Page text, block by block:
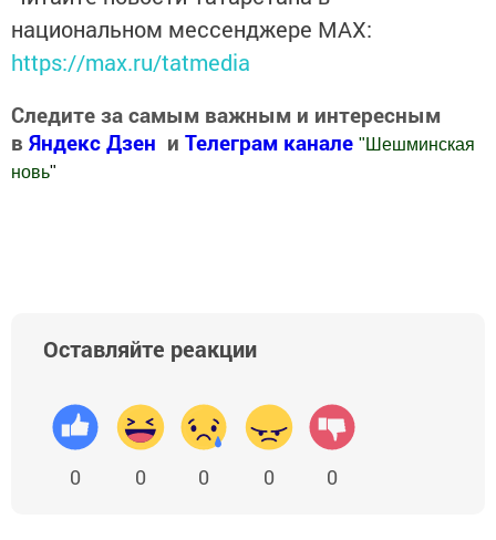
национальном мессенджере MАХ:
https://max.ru/tatmedia
Следите за самым важным и интересным
в Яндекс Дзен и Телеграм канале " Шешминская
новь"
Оставляйте реакции
0 0 0 0 0